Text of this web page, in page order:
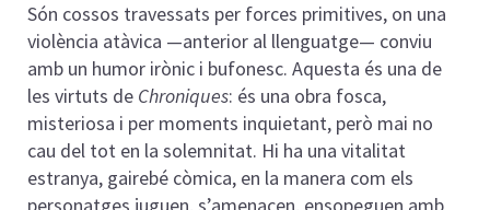
Són cossos travessats per forces primitives, on una
violència atàvica —anterior al llenguatge— conviu
amb un humor irònic i bufonesc. Aquesta és una de
les virtuts de Chroniques: és una obra fosca,
misteriosa i per moments inquietant, però mai no
cau del tot en la solemnitat. Hi ha una vitalitat
estranya, gairebé còmica, en la manera com els